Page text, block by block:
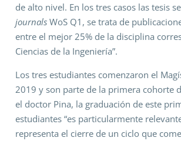
de alto nivel. En los tres casos las tesis
journalsWoS Q1, se trata de
entre el mejor 25% de la disciplina
Ciencias de la Ingeniería”.
Los tres estudiantes comenzaron el
2019 y son parte de la primera cohorte
el doctor Pina, la graduación de este
estudiantes “es particularmente
representa el cierre de un ciclo que